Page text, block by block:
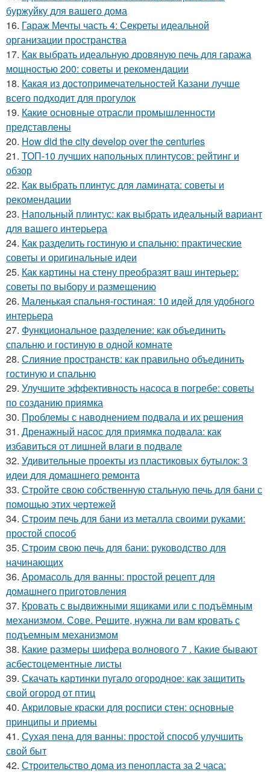
буржуйку для вашего дома
16. Гараж Мечты часть 4: Секреты идеальной
организации пространства
17. Как выбрать идеальную дровяную печь для гаража
мощностью 200: советы и рекомендации
18. Какая из достопримечательностей Казани лучше
всего подходит для прогулок
19. Какие основные отрасли промышленности
представлены
20. How did the city develop over the centuries
21. ТОП-10 лучших напольных плинтусов: рейтинг и
обзор
22. Как выбрать плинтус для ламината: советы и
рекомендации
23. Напольный плинтус: как выбрать идеальный вариант
для вашего интерьера
24. Как разделить гостиную и спальню: практические
советы и оригинальные идеи
25. Как картины на стену преобразят ваш интерьер:
советы по выбору и размещению
26. Маленькая спальня-гостиная: 10 идей для удобного
интерьера
27. Функциональное разделение: как объединить
спальню и гостиную в одной комнате
28. Слияние пространств: как правильно объединить
гостиную и спальню
29. Улучшите эффективность насоса в погребе: советы
по созданию приямка
30. Проблемы с наводнением подвала и их решения
31. Дренажный насос для приямка подвала: как
избавиться от лишней влаги в подвале
32. Удивительные проекты из пластиковых бутылок: 3
идеи для домашнего ремонта
33. Стройте свою собственную стальную печь для бани с
помощью этих чертежей
34. Строим печь для бани из металла своими руками:
простой способ
35. Строим свою печь для бани: руководство для
начинающих
36. Аромасоль для ванны: простой рецепт для
домашнего приготовления
37. Кровать с выдвижными ящиками или с подъёмным
механизмом. Сове. Решите, нужна ли вам кровать с
подъемным механизмом
38. Какие размеры шифера волнового 7 . Какие бывают
асбестоцементные листы
39. Скачать картинки пугало огородное: как защитить
свой огород от птиц
40. Акриловые краски для росписи стен: основные
принципы и приемы
41. Сухая пена для ванны: простой способ улучшить
свой быт
42. Строительство дома из пенопласта за 2 часа: